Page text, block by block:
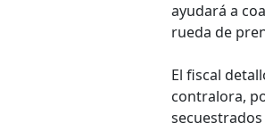
ayudará a
rueda de
El fiscal
contralora,